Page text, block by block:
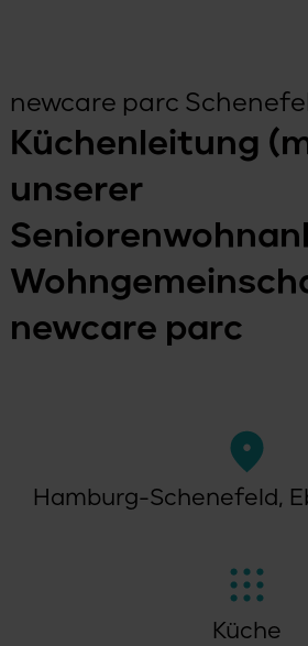
newcare parc
Küchenleitung
unserer
newcare parc
Hamburg-Schenefeld,
Küche